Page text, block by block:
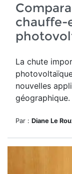
chauffe-
La chute
nouvelles
géographique.
Par : Diane Le